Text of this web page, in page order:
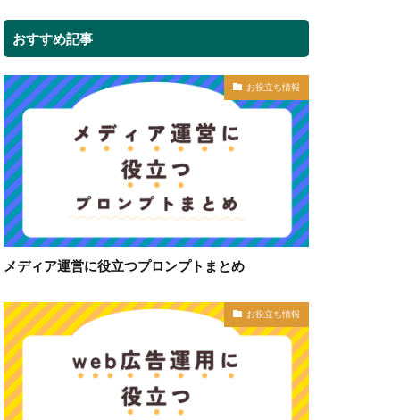
おすすめ記事
お役立ち情報
メディア運営に役立つプロンプトまとめ
お役立ち情報